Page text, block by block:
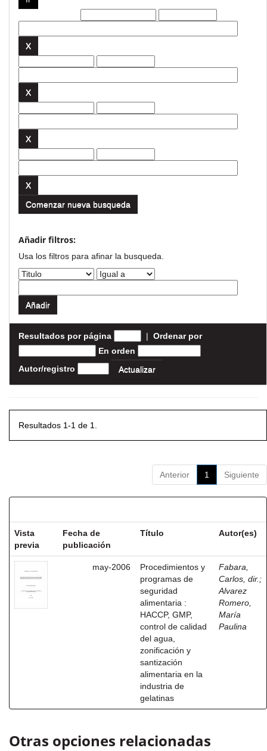
Comenzar nueva busqueda
Añadir filtros:
Usa los filtros para afinar la busqueda.
Resultados por página | Ordenar por
En orden
Autor/registro
Resultados 1-1 de 1.
Anterior 1 Siguiente
Vista
previa
Fecha de
publicación
Título Autor(es)
may-2006
Procedimientos y
programas de
seguridad
alimentaria :
HACCP, GMP,
control de calidad
del agua,
zonificación y
santización
alimentaria en la
industria de
gelatinas
Fabara,
Carlos, dir. ;
Alvarez
Romero,
María
Paulina
Otras opciones relacionadas